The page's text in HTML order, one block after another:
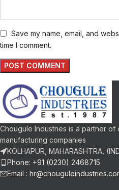
Save my name, email, and
time I comment.
Chougule Industries is a partner
manufacturing companies
KOLHAPUR, MAHARASHTRA,
Phone: +91 (0230) 2468715
Email :